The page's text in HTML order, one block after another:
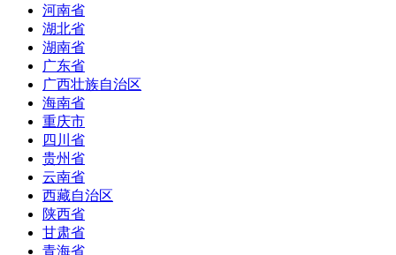
河南省
湖北省
湖南省
广东省
广西壮族自治区
海南省
重庆市
四川省
贵州省
云南省
西藏自治区
陕西省
甘肃省
青海省